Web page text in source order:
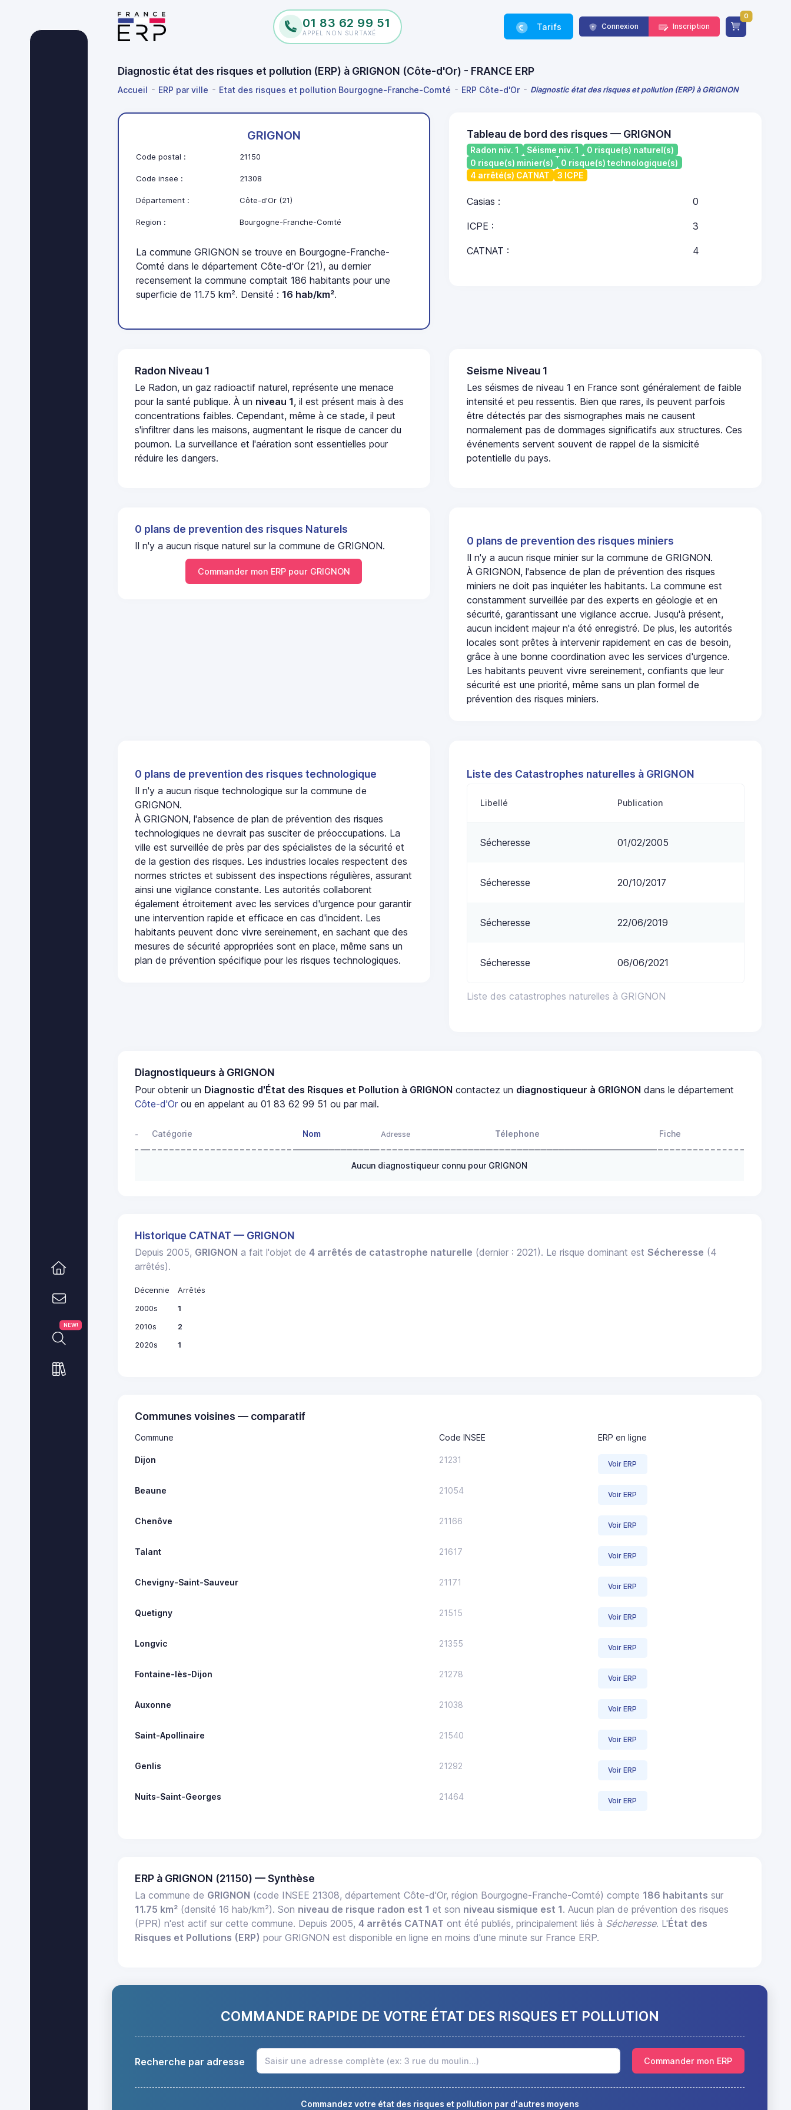
01 83 62 99 51
APPEL NON SURTAXÉ
Tarifs Connexion Inscription
0
Diagnostic état des risques et pollution (ERP) à GRIGNON (Côte-d'Or) - FRANCE ERP
Accueil ERP par ville Etat des risques et pollution Bourgogne-Franche-Comté ERP Côte-d'Or Diagnostic état des risques et pollution (ERP) à GRIGNON
NEW!
GRIGNON
Code postal : 21150
Code insee : 21308
Département : Côte-d'Or (21)
Region : Bourgogne-Franche-Comté
La commune GRIGNON se trouve en Bourgogne-Franche-
Comté dans le département Côte-d'Or (21), au dernier
recensement la commune comptait 186 habitants pour une
superficie de 11.75 km². Densité : 16 hab/km².
Tableau de bord des risques — GRIGNON
Radon niv. 1 Séisme niv. 1
0 risque(s) naturel(s)
0 risque(s) minier(s)
0 risque(s) technologique(s)
4 arrêté(s) CATNAT
3 ICPE
Casias : 0
ICPE : 3
CATNAT : 4
Radon Niveau 1
Le Radon, un gaz radioactif naturel, représente une menace
pour la santé publique. À un niveau 1, il est présent mais à des
concentrations faibles. Cependant, même à ce stade, il peut
s'infiltrer dans les maisons, augmentant le risque de cancer du
poumon. La surveillance et l'aération sont essentielles pour
réduire les dangers.
Seisme Niveau 1
Les séismes de niveau 1 en France sont généralement de faible
intensité et peu ressentis. Bien que rares, ils peuvent parfois
être détectés par des sismographes mais ne causent
normalement pas de dommages significatifs aux structures. Ces
événements servent souvent de rappel de la sismicité
potentielle du pays.
0 plans de prevention des risques Naturels
Il n'y a aucun risque naturel sur la commune de GRIGNON.
Commander mon ERP pour GRIGNON
0 plans de prevention des risques miniers
Il n'y a aucun risque minier sur la commune de GRIGNON.
À GRIGNON, l'absence de plan de prévention des risques
miniers ne doit pas inquiéter les habitants. La commune est
constamment surveillée par des experts en géologie et en
sécurité, garantissant une vigilance accrue. Jusqu'à présent,
aucun incident majeur n'a été enregistré. De plus, les autorités
locales sont prêtes à intervenir rapidement en cas de besoin,
grâce à une bonne coordination avec les services d'urgence.
Les habitants peuvent vivre sereinement, confiants que leur
sécurité est une priorité, même sans un plan formel de
prévention des risques miniers.
0 plans de prevention des risques technologique
Il n'y a aucun risque technologique sur la commune de
GRIGNON.
À GRIGNON, l'absence de plan de prévention des risques
technologiques ne devrait pas susciter de préoccupations. La
ville est surveillée de près par des spécialistes de la sécurité et
de la gestion des risques. Les industries locales respectent des
normes strictes et subissent des inspections régulières, assurant
ainsi une vigilance constante. Les autorités collaborent
également étroitement avec les services d'urgence pour garantir
une intervention rapide et efficace en cas d'incident. Les
habitants peuvent donc vivre sereinement, en sachant que des
mesures de sécurité appropriées sont en place, même sans un
plan de prévention spécifique pour les risques technologiques.
Liste des Catastrophes naturelles à GRIGNON
Liste des catastrophes naturelles à GRIGNON
Libellé Publication
Sécheresse 01/02/2005
Sécheresse 20/10/2017
Sécheresse 22/06/2019
Sécheresse 06/06/2021
Diagnostiqueurs à GRIGNON
Pour obtenir un Diagnostic d'État des Risques et Pollution à GRIGNON contactez un diagnostiqueur à GRIGNON dans le département
Côte-d'Or ou en appelant au 01 83 62 99 51 ou par mail.
- Catégorie Nom Adresse Télephone Fiche
Aucun diagnostiqueur connu pour GRIGNON
Historique CATNAT — GRIGNON
Depuis 2005, GRIGNON a fait l'objet de4 arrêtés de catastrophe naturelle (dernier : 2021). Le risque dominant estSécheresse (4
arrêtés).
Décennie
Arrêtés
2000s
1
2010s
2
2020s
1
Communes voisines — comparatif
Commune Code INSEE ERP en ligne
Dijon 21231 Voir ERP
Beaune 21054 Voir ERP
Chenôve 21166 Voir ERP
Talant 21617 Voir ERP
Chevigny-Saint-Sauveur 21171 Voir ERP
Quetigny 21515 Voir ERP
Longvic 21355 Voir ERP
Fontaine-lès-Dijon 21278 Voir ERP
Auxonne 21038 Voir ERP
Saint-Apollinaire 21540 Voir ERP
Genlis 21292 Voir ERP
Nuits-Saint-Georges 21464 Voir ERP
ERP à GRIGNON (21150) — Synthèse
La commune de GRIGNON (code INSEE 21308, département Côte-d'Or, région Bourgogne-Franche-Comté) compte 186 habitants sur
11.75 km² (densité 16 hab/km²). Son niveau de risque radon est 1 et son niveau sismique est 1. Aucun plan de prévention des risques
(PPR) n'est actif sur cette commune. Depuis 2005,4 arrêtés CATNAT ont été publiés, principalement liés à Sécheresse. L'État des
Risques et Pollutions (ERP) pour GRIGNON est disponible en ligne en moins d'une minute sur France ERP.
COMMANDE RAPIDE DE VOTRE ÉTAT DES RISQUES ET POLLUTION
Recherche par adresse Commander mon ERP
Commandez votre état des risques et pollution par d'autres moyens